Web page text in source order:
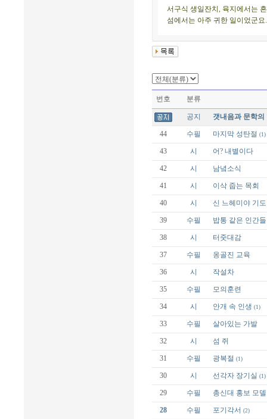
서구식 생일잔치, 육지에서는
섬에서는 아주 귀한 일이었군
번호 분류
공지 갯내음과 문학의
44 수필 마지막 성탄절 (1)
43 시 어? 내별이다
42 시 남녘소식
41 시 이삭 줍는 목회
40 시 신 느헤미야 기도
39 수필 밥통 같은 인간들
38 시 터줏대감
37 수필 옹골진 교육
36 시 작설차
35 수필 모의훈련
34 시 안개 속 인생 (1)
33 수필 살아있는 가발
32 시 섬 쥐
31 수필 광복절 (1)
30 시 선각자 장기실 (1)
29 수필 총신대 홍보 모델
28 수필 포기각서 (2)